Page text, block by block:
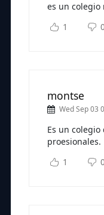
es un colegio
1
montse
Wed Sep 03
Es un
proesionales.
1